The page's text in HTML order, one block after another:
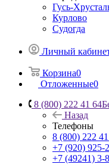
Гусь-
Курлово
Судогда
Личный
Корзина0
Отложенные0
8 (800) 222 41 64
Назад
Телефоны
8 (800) 222
+7 (920) 925-
+7 (49241) 3-